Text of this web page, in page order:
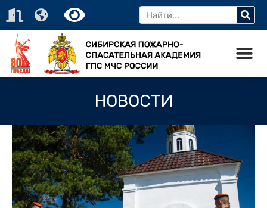
НОВОСТИ